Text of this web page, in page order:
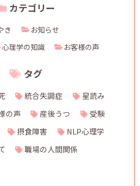
カテゴリー
き
お知らせ
心理学の知識 お客様の声
タグ
統合失調症
星読み
の声 産後うつ
受験
摂食障害
NLP心理学
職場の人間関係